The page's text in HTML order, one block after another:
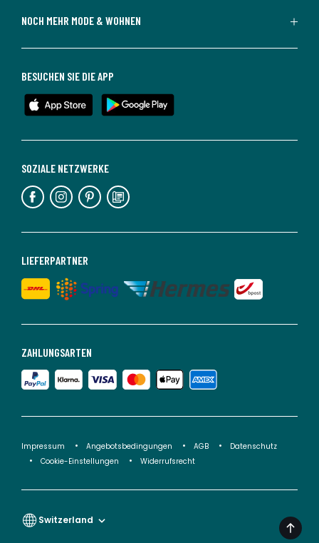
NOCH MEHR MODE & WOHNEN
ZAHLUNGSARTEN
LIEFERPARTNER
SOZIALE NETZWERKE
BESUCHEN SIE DIE APP
Impressum Angebotsbedingungen AGB
Datenschutz
Cookie-Einstellungen
Widerrufsrecht
Switzerland